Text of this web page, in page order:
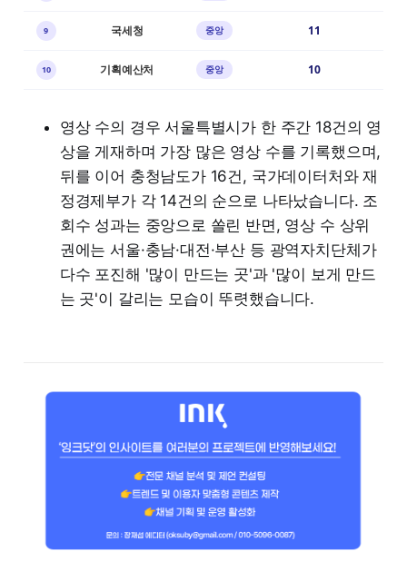
9 국세청 중앙 11
10 기획예산처 중앙 10
영상 수의 경우 서울특별시가 한 주간 18건의 영
상을 게재하며 가장 많은 영상 수를 기록했으며,
뒤를 이어 충청남도가 16건, 국가데이터처와 재
정경제부가 각 14건의 순으로 나타났습니다. 조
회수 성과는 중앙으로 쏠린 반면, 영상 수 상위
권에는 서울·충남·대전·부산 등 광역자치단체가
다수 포진해 '많이 만드는 곳'과 '많이 보게 만드
는 곳'이 갈리는 모습이 뚜렷했습니다.